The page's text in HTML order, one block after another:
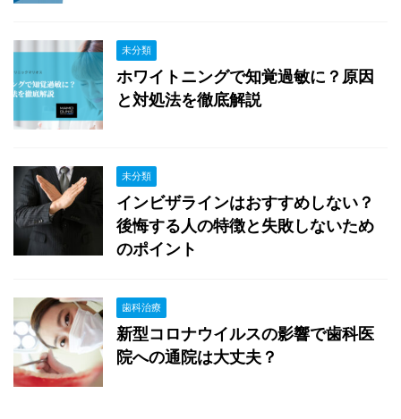
未分類
ホワイトニングで知覚過敏に？原因
と対処法を徹底解説
未分類
インビザラインはおすすめしない？
後悔する人の特徴と失敗しないため
のポイント
歯科治療
新型コロナウイルスの影響で歯科医
院への通院は大丈夫？